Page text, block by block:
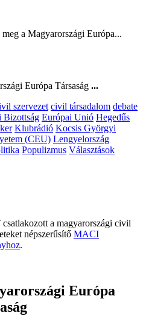
a Magyarországi Európa...
Európa Társaság ...
szervezet civil társadalom debate
Bizottság Európai Unió Hegedűs
Klubrádió Kocsis Györgyi
(CEU) Lengyelország
Populizmus Választások
a magyarországi civil
népszerűsítő MACI
.
Európa